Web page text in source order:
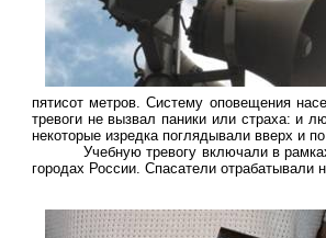
пятисот метров. Систему оповещения
тревоги не вызвал паники или страха: и
некоторые изредка поглядывали вверх и
Учебную тревогу включали в
городах России. Спасатели отрабатывали